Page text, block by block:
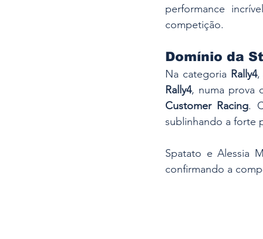
performance
competição.
Domínio da
Na categoria Rally4,
Rally4, numa prova
Customer Racing.
sublinhando a forte
Spatato e Alessia
confirmando a